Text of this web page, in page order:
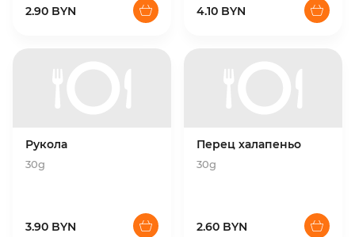
2.90 BYN 4.10 BYN
Рукола
30g
3.90 BYN
Перец халапеньо
30g
2.60 BYN